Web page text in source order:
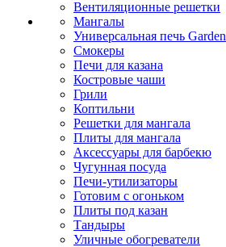
Вентиляционные решетки
Мангалы
Универсальная печь Garden
Смокеры
Печи для казана
Костровые чаши
Грили
Коптильни
Решетки для мангала
Плиты для мангала
Аксессуары для барбекю
Чугунная посуда
Печи-утилизаторы
Готовим с огоньком
Плиты под казан
Тандыры
Уличные обогреватели